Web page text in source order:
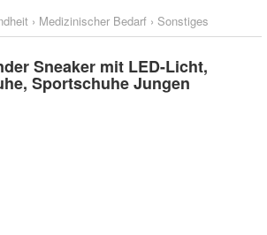
› Medizinischer Bedarf › Sonstiges
Sneaker mit LED-Licht,
Sportschuhe Jungen